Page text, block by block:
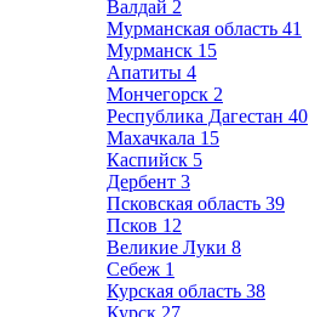
Валдай 2
Мурманская область 41
Мурманск 15
Апатиты 4
Мончегорск 2
Республика Дагестан 40
Махачкала 15
Каспийск 5
Дербент 3
Псковская область 39
Псков 12
Великие Луки 8
Себеж 1
Курская область 38
Курск 27